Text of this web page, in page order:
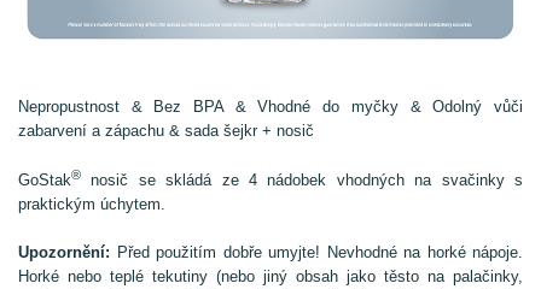
Nepropustnost & Bez BPA & Vhodné do myčky & Odolný vůči
zabarvení a zápachu & sada šejkr + nosič
GoStak®
nosič se skládá ze 4 nádobek vhodných na svačinky s
praktickým úchytem.
Upozornění: Před použitím dobře umyjte! Nevhodné na horké nápoje.
Horké nebo teplé tekutiny (nebo jiný obsah jako těsto na palačinky,